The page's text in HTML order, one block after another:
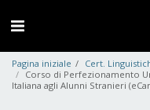
Pagina iniziale
Cert.
Corso di Perfezionamento
Italiana agli Alunni Stranieri